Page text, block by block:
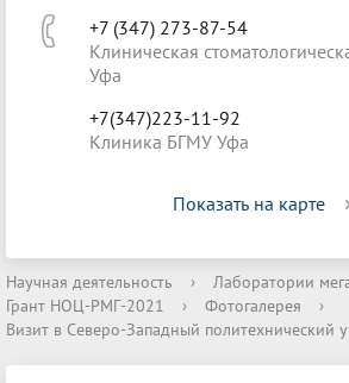
+7 (347) 273-87-54
Клиническая
Уфа
+7(347)223-11-92
Клиника БГМУ Уфа
Показать на карте
Научная деятельность › Лаборатории
Грант НОЦ-РМГ-2021
› Фотогалерея
›
Визит в Северо-Западный политехнический